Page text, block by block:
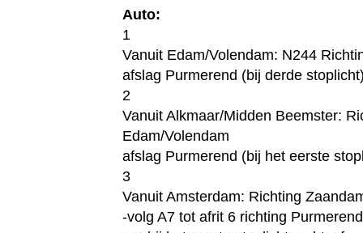
Auto:
1
Vanuit Edam/Volendam: N244
afslag Purmerend (bij derde
2
Vanuit Alkmaar/Midden Beemster:
Edam/Volendam
afslag Purmerend (bij het eerste
3
Vanuit Amsterdam: Richting
-volg A7 tot afrit 6 richting